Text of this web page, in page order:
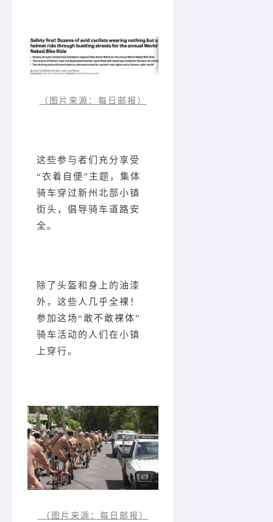
（图片来源：每日邮报）
这些参与者们充分享受
“衣着自便”主题，集体
骑车穿过新州北部小镇
街头，倡导骑车道路安
全。
除了头盔和身上的油漆
外，这些人几乎全裸！
参加这场“敢不敢裸体”
骑车活动的人们在小镇
上穿行。
（图片来源：每日邮报）